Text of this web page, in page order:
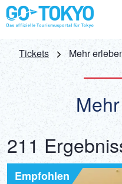
日本語
ENGLISH
中文(简体)
中文(繁體/正體)
Tickets Mehr
211
Empfohlen